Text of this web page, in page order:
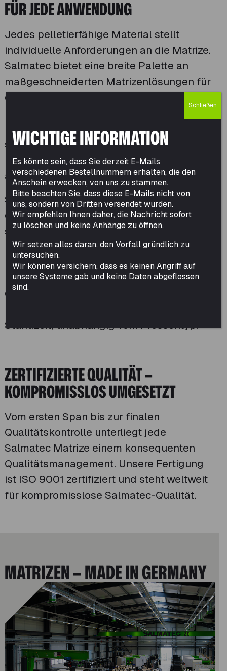
FÜR JEDE ANWENDUNG
Jedes pelletierfähige Material stellt
individuelle Anforderungen an die Matrize.
Salmatec bietet eine breite Palette an
maßgeschneiderten Matrizenlösungen für
diverse Industrien. Durch variable
und anwendungsspezifische Presswege
stellen wir sicher, dass Durchsatz,
Energieeffizienz und Pelletqualität stets
auf höchstem Niveau liegen.
Salmatec fertigt Matrizen nicht nur für die
eigene Pelletierpressen-Serie Maxima,
sondern auch für Maschinen anderer
Hersteller. Dank unserer hohen
Fertigungstiefe und langjährigen
Erfahrung können wir Matrizen jeder
Größe und Ausführung optimieren und
Standzeit, unabhängig vom Pressentyp.
ZERTIFIZIERTE QUALITÄT –
KOMPROMISSLOS UMGESETZT
Vom ersten Span bis zur finalen
Qualitätskontrolle unterliegt jede
Salmatec Matrize einem konsequenten
Qualitätsmanagement. Unsere Fertigung
ist ISO 9001 zertifiziert und steht weltweit
für kompromisslose Salmatec-Qualität.
MATRIZEN – MADE IN GERMANY
WICHTIGE INFORMATION
Es könnte sein, dass Sie derzeit E-Mails
verschiedenen Bestellnummern erhalten, die den
Anschein erwecken, von uns zu stammen.
Bitte beachten Sie, dass diese E-Mails nicht von
uns, sondern von Dritten versendet wurden.
Wir empfehlen Ihnen daher, die Nachricht sofort
zu löschen und keine Anhänge zu öffnen.
Wir setzen alles daran, den Vorfall gründlich zu
untersuchen.
Wir können versichern, dass es keinen Angriff auf
unsere Systeme gab und keine Daten abgeflossen
sind.
Schließen